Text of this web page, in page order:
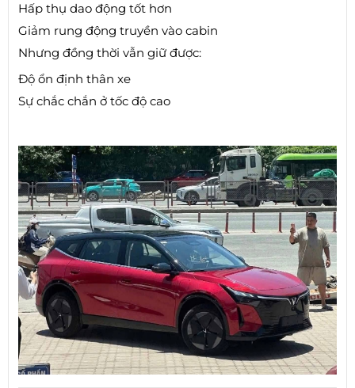
Hấp thụ dao động tốt hơn
Giảm rung động truyền vào cabin
Nhưng đồng thời vẫn giữ được:
Độ ổn định thân xe
Sự chắc chắn ở tốc độ cao